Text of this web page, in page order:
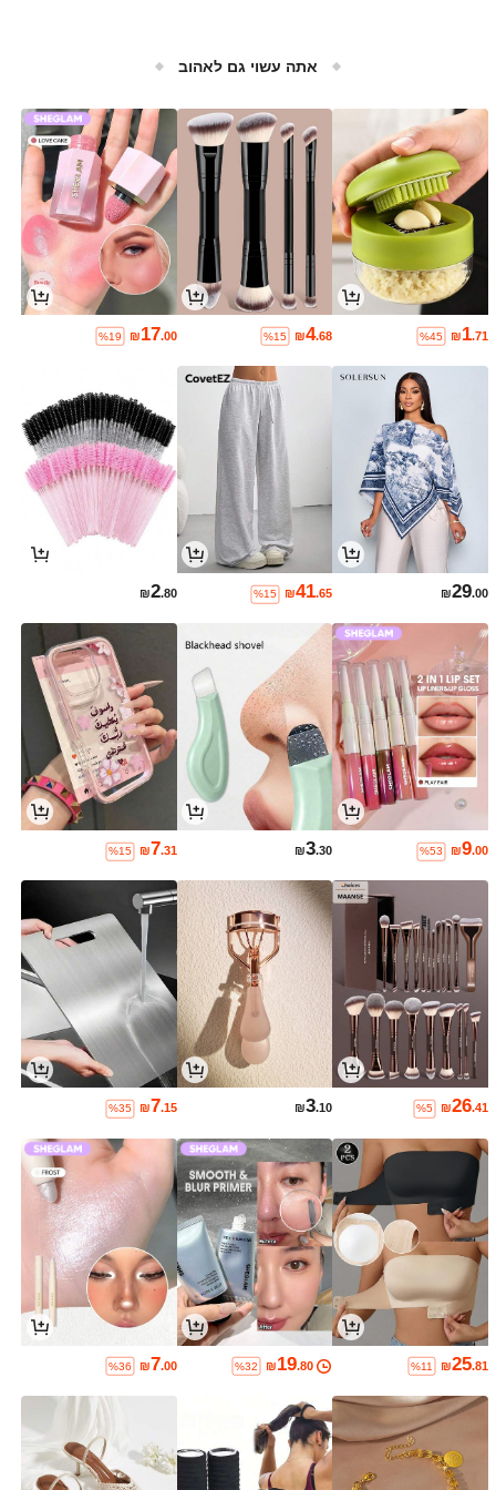
אתה עשוי גם לאהוב
₪1.71
%45
₪4.68
%15
₪17.00
%19
₪29.00
₪41.65
%15
₪2.80
₪9.00
%53
₪3.30
₪7.31
%15
₪26.41
%5
₪3.10
₪7.15
%35
₪25.81
%11
₪19.80
%32
₪7.00
%36